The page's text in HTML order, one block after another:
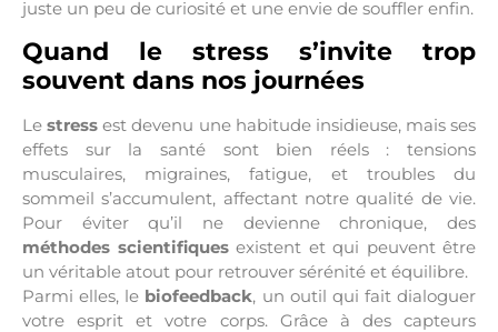
juste un peu de curiosité et une envie de souffler enfin.
Quand le stress s’invite trop
souvent dans nos journées
Lestress est devenu une habitude insidieuse, mais ses
effets sur la santé sont bien réels : tensions
musculaires, migraines, fatigue, et troubles du
sommeil s’accumulent, affectant notre qualité de vie.
Pour éviter qu’il ne devienne chronique, des
méthodes scientifiquesexistent et qui peuvent être
un véritable atout pour retrouver sérénité et équilibre.
Parmi elles, le biofeedback, un outil qui fait dialoguer
votre esprit et votre corps. Grâce à des capteurs